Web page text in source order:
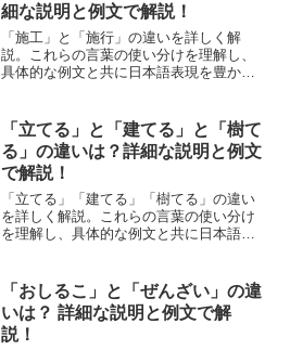
細な説明と例文で解説！
「施工」と「施行」の違いを詳しく解
説。これらの言葉の使い分けを理解し、
具体的な例文と共に日本語表現を豊かに
ンを目指します。
「立てる」と「建てる」と「樹て
る」の違いは？詳細な説明と例文
で解説！
「立てる」「建てる」「樹てる」の違い
を詳しく解説。これらの言葉の使い分け
を理解し、具体的な例文と共に日本語表
ニケーションを目指します。
「おしるこ」と「ぜんざい」の違
いは？ 詳細な説明と例文で解
説！